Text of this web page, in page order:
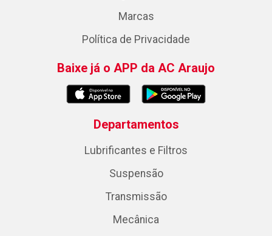
Marcas
Política de Privacidade
Baixe já o APP da AC Araujo
Departamentos
Lubrificantes e Filtros
Suspensão
Transmissão
Mecânica